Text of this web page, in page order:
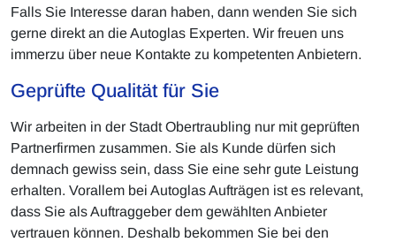
Falls Sie Interesse daran haben, dann wenden Sie sich
gerne direkt an die Autoglas Experten. Wir freuen uns
immerzu über neue Kontakte zu kompetenten Anbietern.
Geprüfte Qualität für Sie
Wir arbeiten in der Stadt Obertraubling nur mit geprüften
Partnerfirmen zusammen. Sie als Kunde dürfen sich
demnach gewiss sein, dass Sie eine sehr gute Leistung
erhalten. Vorallem bei Autoglas Aufträgen ist es relevant,
dass Sie als Auftraggeber dem gewählten Anbieter
vertrauen können. Deshalb bekommen Sie bei den